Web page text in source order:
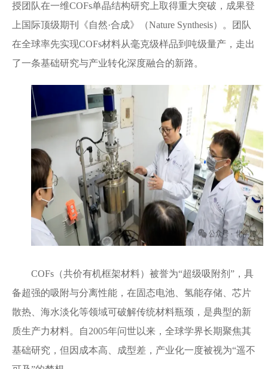
授团队在一维COFs单晶结构研究上取得重大突破，成果登
上国际顶级期刊《自然·合成》（Nature Synthesis）。团队
在全球率先实现COFs材料从毫克级样品到吨级量产，走出
了一条基础研究与产业转化深度融合的新路。
COFs（共价有机框架材料）被誉为“超级吸附剂”，具
备超强的吸附与分离性能，在固态电池、氢能存储、芯片
散热、海水淡化等领域可破解传统材料瓶颈，是典型的新
质生产力材料。自2005年问世以来，全球学界长期聚焦其
基础研究，但因成本高、成型差，产业化一度被视为“遥不